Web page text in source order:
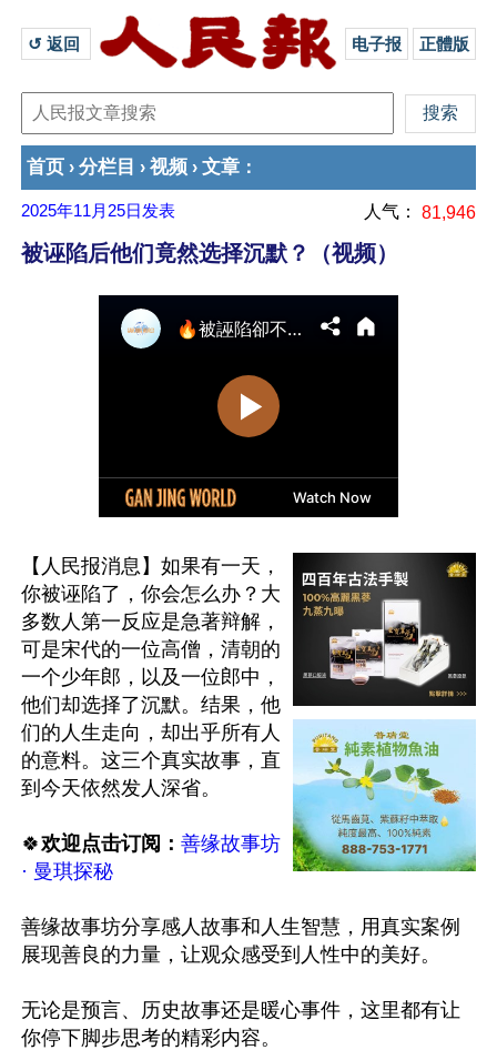
↺ 返回 电子报 正體版
首页 › 分栏目 › 视频 › 文章 ：
2025年11月25日 发表 人气： 81,946
被诬陷后他们竟然选择沉默？（视频）
【人民报消息】如果有一天，
你被诬陷了，你会怎么办？大
多数人第一反应是急著辩解，
可是宋代的一位高僧，清朝的
一个少年郎，以及一位郎中，
他们却选择了沉默。结果，他
们的人生走向，却出乎所有人
的意料。这三个真实故事，直
到今天依然发人深省。
🍀欢迎点击订阅： 善缘故事坊
· 曼琪探秘
善缘故事坊分享感人故事和人生智慧，用真实案例
展现善良的力量，让观众感受到人性中的美好。
无论是预言、历史故事还是暖心事件，这里都有让
你停下脚步思考的精彩内容。